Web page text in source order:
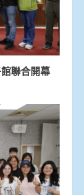
聯合開幕